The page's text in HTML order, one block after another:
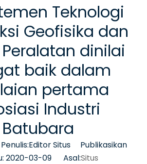
Teknologi
Geofisika dan
Peralatan dinilai
baik dalam
pertama
Industri
Batubara
Situs Publikasikan
2020-03-09 Asal:Situs